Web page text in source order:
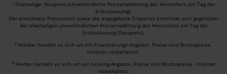
1 Ehemaliger Neupreis (Unverbindliche Preisempfehlung des Herstellers am Tag der
Erstzulassung).
Der errechnete Preisvorteil sowie die angegebene Ersparnis errechnet sich gegenüber
der ehemaligen unverbindlichen Preisempfehlung des Herstellers am Tag der
Erstzulassung (Neupreis).
2 Hierbei handelt es sich um ein Finanzierungs-Angebot. Preise sind Bruttopreise.
Irrtümer vorbehalten.
3 Hierbei handelt es sich um ein Leasing-Angebot. Preise sind Bruttopreise. Irrtümer
vorbehalten.